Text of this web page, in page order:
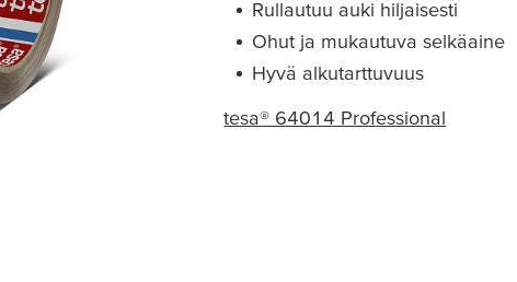
Rullautuu auki hiljaisesti
Ohut ja mukautuva selkäaine
Hyvä alkutarttuvuus
tesa® 64014 Professional